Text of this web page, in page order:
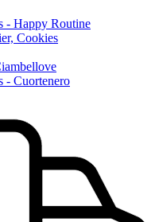
- Happy Routine
Cookies
- Cuortenero